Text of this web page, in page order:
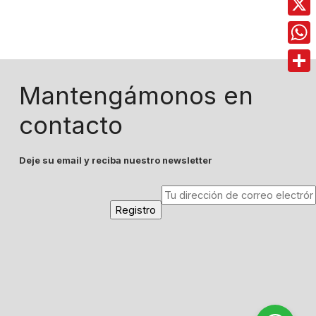
Mantengámonos en
contacto
Deje su email y reciba nuestro newsletter
X